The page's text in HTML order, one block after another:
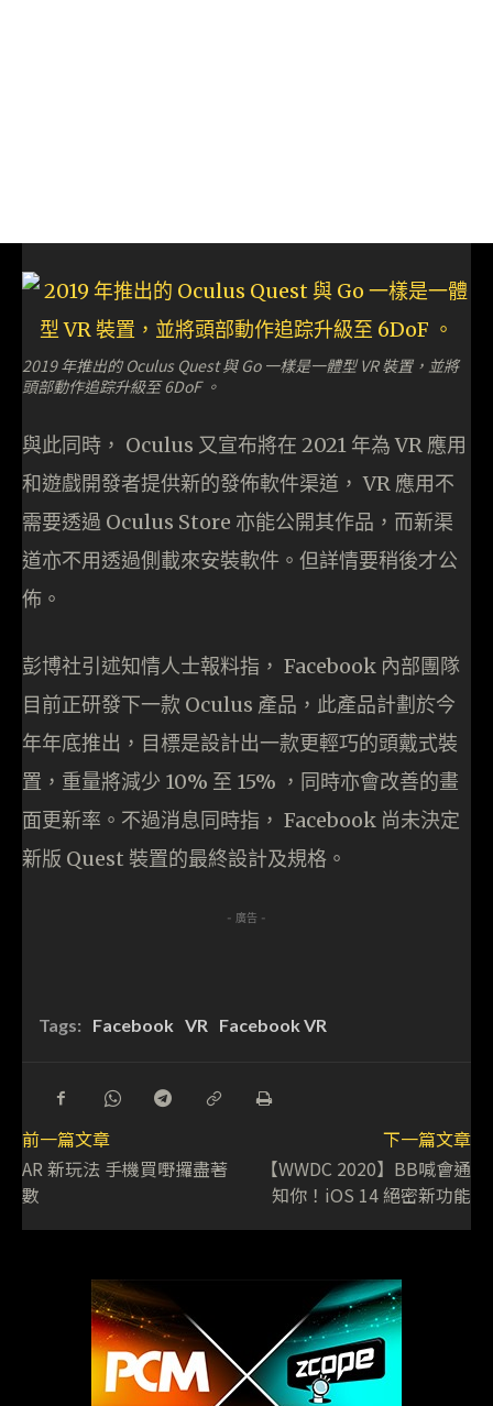
2019 年推出的 Oculus Quest 與 Go 一樣是一體型 VR 裝置，並將
頭部動作追踪升級至 6DoF 。
與此同時， Oculus 又宣布將在 2021 年為 VR 應用
和遊戲開發者提供新的發佈軟件渠道， VR 應用不
需要透過 Oculus Store 亦能公開其作品，而新渠
道亦不用透過側載來安裝軟件。但詳情要稍後才公
佈。
彭博社引述知情人士報料指， Facebook 內部團隊
目前正研發下一款 Oculus 產品，此產品計劃於今
年年底推出，目標是設計出一款更輕巧的頭戴式裝
置，重量將減少 10% 至 15% ，同時亦會改善的畫
面更新率。不過消息同時指， Facebook 尚未決定
新版 Quest 裝置的最終設計及規格。
- 廣告 -
Tags: Facebook VR Facebook VR
前一篇文章
AR 新玩法 手機買嘢攞盡著
數
下一篇文章
【WWDC 2020】BB喊會通
知你！iOS 14 絕密新功能